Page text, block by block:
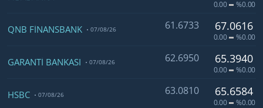
0.00 %0.00
QNB FİNANSBANK 07/08/26 61.6733 67.0616
0.00 %0.00
GARANTİ BANKASI 07/08/26 62.6950 65.3940
0.00 %0.00
HSBC 07/08/26 63.0810 65.6584
0.00 %0.00